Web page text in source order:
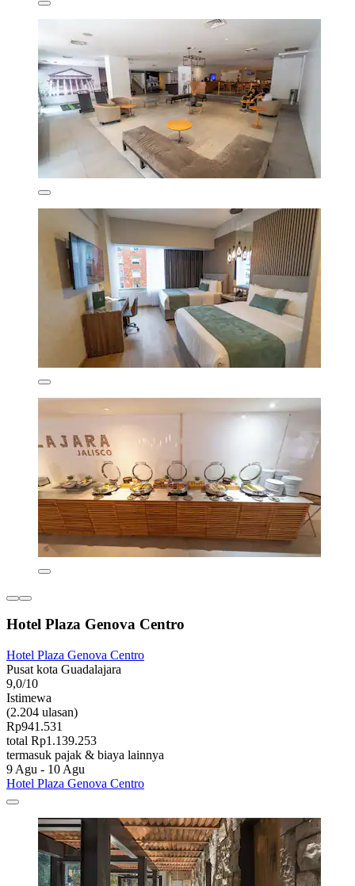
Hotel Plaza Genova Centro
Hotel Plaza Genova Centro
Pusat kota Guadalajara
9,0/10
Istimewa
(2.204 ulasan)
Rp941.531
total Rp1.139.253
termasuk pajak & biaya lainnya
9 Agu - 10 Agu
Hotel Plaza Genova Centro